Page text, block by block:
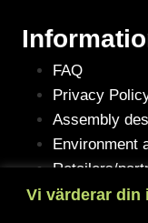
Vi värderar din
FAQ
Privacy
Assembly
Environment
Retailers/